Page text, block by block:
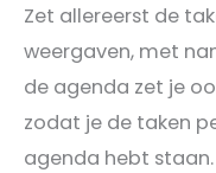
Zet allereerst de
weergaven, met
de agenda zet je
zodat je de taken
agenda hebt staan.